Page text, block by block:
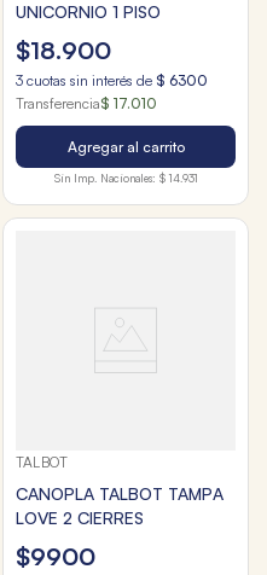
UNICORNIO 1 PISO
$18.900
3 cuotas sin interés de $ 6300
Transferencia$ 17.010
Agregar al carrito
Sin Imp. Nacionales: $ 14.931
TALBOT
CANOPLA TALBOT TAMPA
LOVE 2 CIERRES
$9900